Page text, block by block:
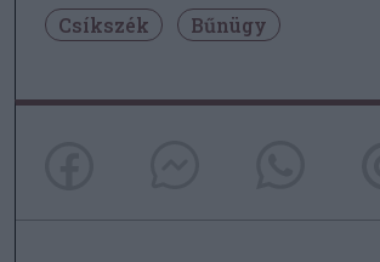
Csíkszék Bűnügy